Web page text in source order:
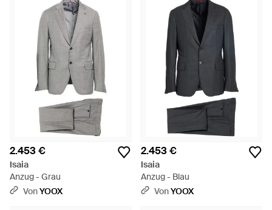
2.453 €
Isaia
Anzug - Grau
VonYOOX
2.453 €
Isaia
Anzug - Blau
VonYOOX